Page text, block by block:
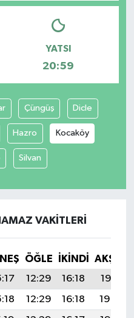
YATSI
20:59
Çüngüş Dicle
Hazro Kocaköy
Silvan
VAKITLERI
ÖĞLE İKINDI
AKŞAM
12:29 16:18
19:31
12:29 16:18
19:29